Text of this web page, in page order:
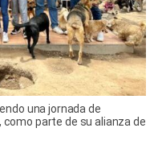
una jornada de
parte de su alianza de